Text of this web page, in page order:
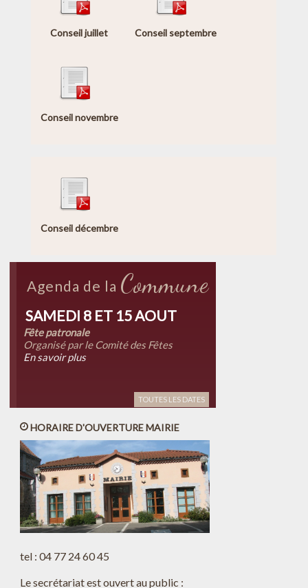
Conseil juillet Conseil septembre
Conseil novembre
Conseil décembre
Agenda de la Commune
SAMEDI 8 ET 15 AOUT
Fête patronale
Organisé par le Comité des Fêtes
En savoir plus
TOUTES LES DATES
HORAIRE D'OUVERTURE MAIRIE
tel : 04 77 24 60 45
Le secrétariat est ouvert au public :